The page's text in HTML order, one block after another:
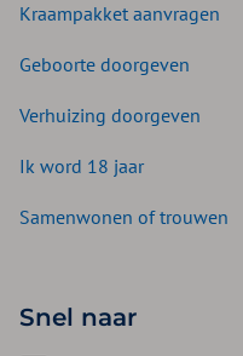
Kraampakket aanvragen
Geboorte doorgeven
Verhuizing doorgeven
Ik word 18 jaar
Samenwonen of trouwen
Snel naar